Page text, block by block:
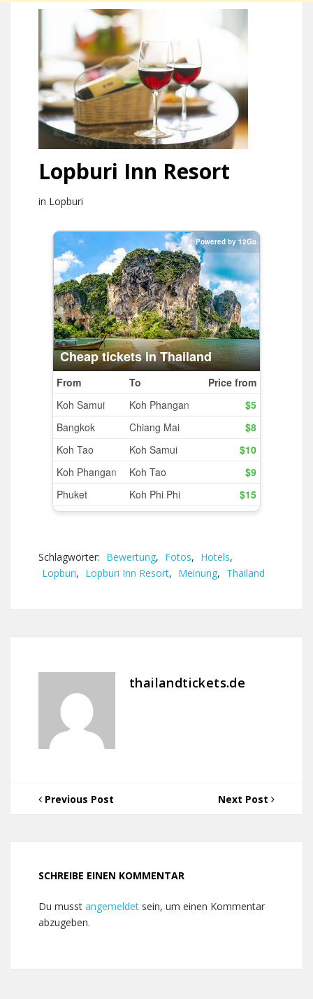
Lopburi Inn Resort
in Lopburi
Schlagwörter: Bewertung, Fotos, Hotels,
Lopburi, Lopburi Inn Resort, Meinung, Thailand
thailandtickets.de
Previous Post Next Post
SCHREIBE EINEN KOMMENTAR
Du musst angemeldet sein, um einen Kommentar
abzugeben.